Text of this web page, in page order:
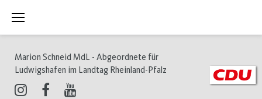
Inhalt
Marion Schneid MdL - Abgeordnete für
Ludwigshafen im Landtag Rheinland-Pfalz